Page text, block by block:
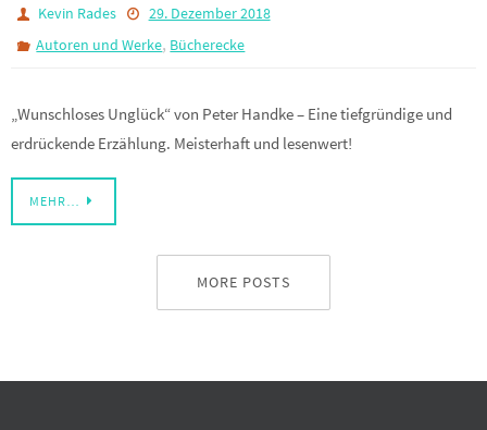
Kevin Rades
29. Dezember 2018
Autoren und Werke, Bücherecke
„Wunschloses Unglück“ von Peter Handke – Eine tiefgründige und
erdrückende Erzählung. Meisterhaft und lesenwert!
MEHR…
MORE POSTS